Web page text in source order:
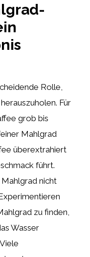
Rolle,
Für
grob bis
Mahlgrad
überextrahiert
führt.
nicht
zu finden,
Wasser